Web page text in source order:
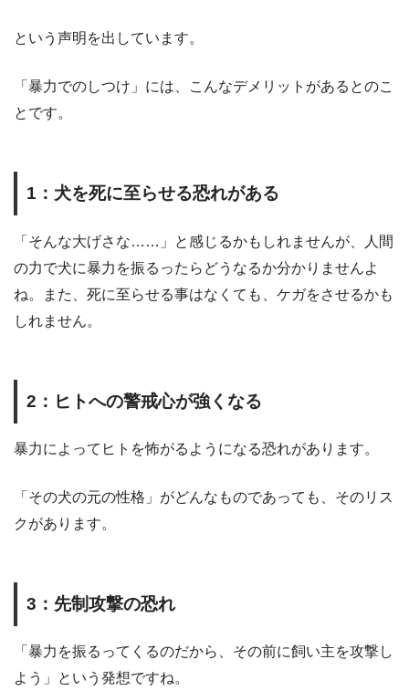
という声明を出しています。
「暴力でのしつけ」には、こんなデメリットがあるとのこ
とです。
1 ：犬を死に至らせる恐れがある
「そんな大げさな…… 」と感じるかもしれませんが、人間
の力で犬に暴力を振るったらどうなるか分かりませんよ
ね。また、死に至らせる事はなくても、ケガをさせるかも
しれません。
2 ：ヒトへの警戒心が強くなる
暴力によってヒトを怖がるようになる恐れがあります。
「その犬の元の性格」がどんなものであっても、そのリス
クがあります。
3 ：先制攻撃の恐れ
「暴力を振るってくるのだから、その前に飼い主を攻撃し
よう」という発想ですね。